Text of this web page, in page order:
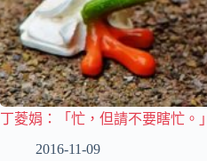
丁菱娟：「忙，但請不要瞎忙。」
2016-11-09